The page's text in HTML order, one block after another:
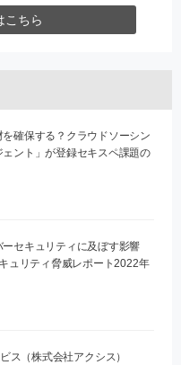
こちら
確保する？クラウドソーシン
ント」が登録セキスペ課題の
セキュリティに及ぼす影響
ュリティ脅威レポート2022年
ス（株式会社アクシス）